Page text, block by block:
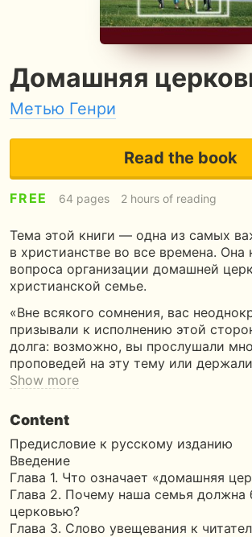
Домашняя
Метью Генри
Read the book
FREE 64 pages 2 hours of reading
Тема этой книги — одна из самых
в христианстве во все времена. Она
вопроса организации домашней
христианской семье.
«Вне всякого сомнения, вас
призывали к исполнению этой
долга: возможно, вы прослушали
проповедей на эту тему или
Show more
Content
Предисловие к русскому изданию
Введение
Глава 1. Что означает «домашняя
Глава 2. Почему наша семья
церковью?
Глава 3. Слово увещевания к